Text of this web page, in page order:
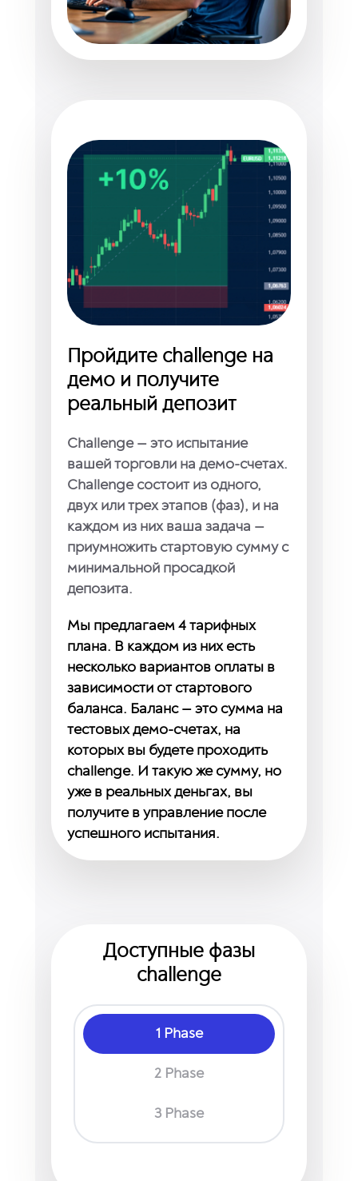
Пройдите challenge на
демо и получите
реальный депозит
Challenge — это испытание
вашей торговли на демо-счетах.
Challenge состоит из одного,
двух или трех этапов (фаз), и на
каждом из них ваша задача —
приумножить стартовую сумму с
минимальной просадкой
депозита.
Мы предлагаем 4 тарифных
плана. В каждом из них есть
несколько вариантов оплаты в
зависимости от стартового
баланса. Баланс — это сумма на
тестовых демо-счетах, на
которых вы будете проходить
challenge. И такую же сумму, но
уже в реальных деньгах, вы
получите в управление после
успешного испытания.
Доступные фазы
challenge
1 Phase
2 Phase
3 Phase